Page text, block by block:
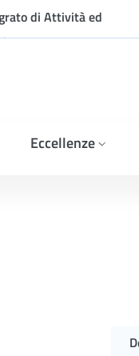
di Attività ed
Eccellenze